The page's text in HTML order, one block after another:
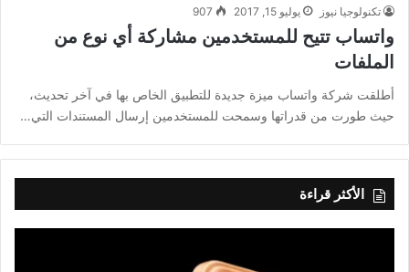
تكنولوجيا نيوز يوليو 15, 2017 907
واتساب تتيح للمستخدمين مشاركة أي نوع من
الملفات
أطلقت شركة واتساب ميزة جديدة للتطبيق الخاص بها في آخر تحديث،
حيث طورت من قدراتها وسمحت للمستخدمين إرسال المستندات التي…
الأكثر قراءة